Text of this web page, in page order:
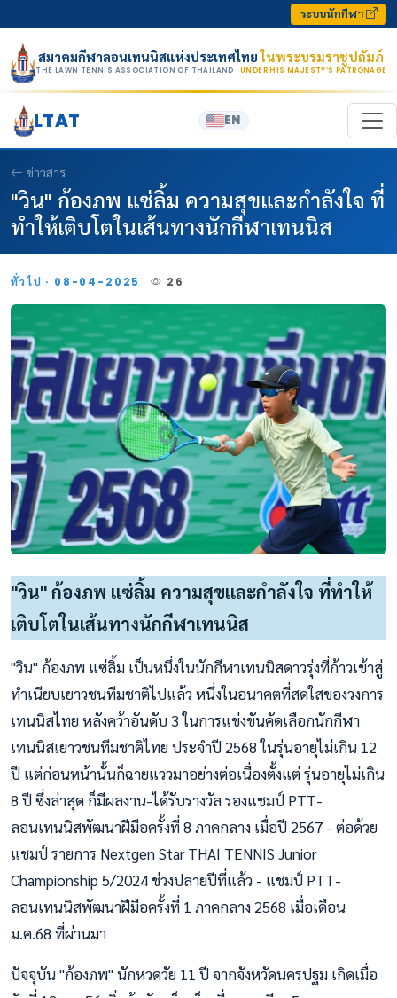
ระบบนักกีฬา
สมาคมกีฬาลอนเทนนิสแห่งประเทศไทยในพระบรมราชูปถัมภ์
THE LAWN TENNIS ASSOCIATION OF THAILAND · UNDER HIS MAJESTY’S PATRONAGE
LTAT EN
ข่าวสาร
"วิน" ก้องภพ แซ่ลิ้ม ความสุขและกำลังใจ ที่
ทำให้เติบโตในเส้นทางนักกีฬาเทนนิส
ทั่วไป · 08-04-2025 26
"วิน" ก้องภพ แซ่ลิ้ม ความสุขและกำลังใจ ที่ทำให้
เติบโตในเส้นทางนักกีฬาเทนนิส
"วิน" ก้องภพ แซ่ลิ้ม เป็นหนึ่งในนักกีฬาเทนนิสดาวรุ่งที่ก้าวเข้าสู่
ทำเนียบเยาวชนทีมชาติไปแล้ว หนึ่งในอนาคตที่สดใสของวงการ
เทนนิสไทย หลังคว้าอันดับ 3 ในการแข่งขันคัดเลือกนักกีฬา
เทนนิสเยาวชนทีมชาติไทย ประจำปี 2568 ในรุ่นอายุไม่เกิน 12
ปี แต่ก่อนหน้านั้นก็ฉายแววมาอย่างต่อเนื่องตั้งแต่ รุ่นอายุไม่เกิน
8 ปี ซึ่งล่าสุด ก็มีผลงาน-ได้รับรางวัล รองแชมป์ PTT-
ลอนเทนนิสพัฒนาฝีมือครั้งที่ 8 ภาคกลาง เมื่อปี 2567 - ต่อด้วย
แชมป์ รายการ Nextgen Star THAI TENNIS Junior
Championship 5/2024 ช่วงปลายปีที่แล้ว - แชมป์ PTT-
ลอนเทนนิสพัฒนาฝีมือครั้งที่ 1 ภาคกลาง 2568 เมื่อเดือน
ม.ค.68 ที่ผ่านมา
ปัจจุบัน "ก้องภพ" นักหวดวัย 11 ปี จากจังหวัดนครปฐม เกิดเมื่อ